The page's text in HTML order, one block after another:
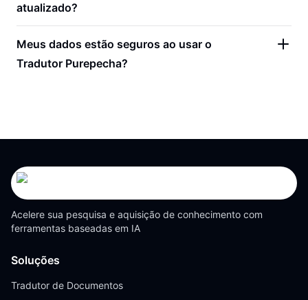
atualizado?
Meus dados estão seguros ao usar o
Tradutor Purepecha?
Acelere sua pesquisa e aquisição de conhecimento com
ferramentas baseadas em IA
Soluções
Tradutor de Documentos